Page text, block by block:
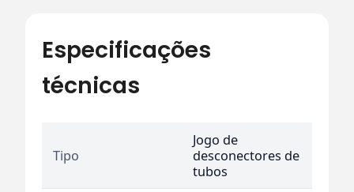
Especificações
técnicas
Tipo
Jogo de
desconectores de
tubos